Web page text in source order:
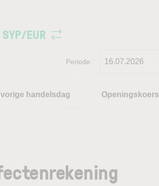
SYP/EUR
Periode:
handelsdag Openingskoers